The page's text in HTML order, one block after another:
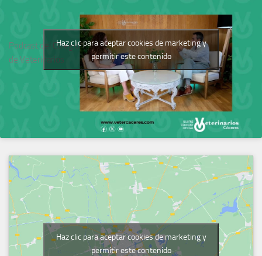
Podcast del Colegio
de Veterinarios
Haz clic para aceptar cookies de marketing y
permitir este contenido
Haz clic para aceptar cookies de marketing y
permitir este contenido